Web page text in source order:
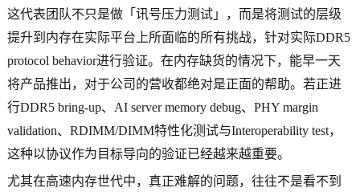
这代表团队不只是做「讯号压力测试」，而是将测试的层级
提升到内存在实际平台上所面临的所有挑战，针对实际DDR5
protocol behavior进行验证。在内存缺货的情况下，能早一天
将产品推出，对于公司的营收都绝对是正面的帮助。若正进
行DDR5 bring-up、AI server memory debug、PHY margin
validation、RDIMM/DIMM特性化测试与Interoperability test，
这种以协议作为目标导向的验证已经越来越重要。
尤其在高速内存世代中，真正难解的问题，往往不是看不到